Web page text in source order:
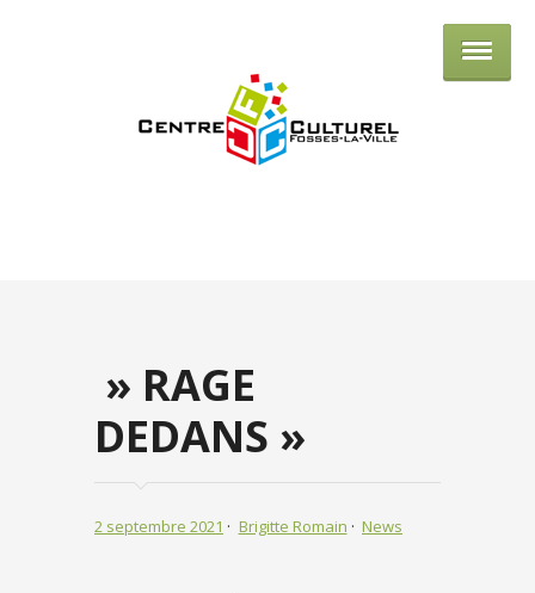
Centre culturel de Fosses-la-Ville
» RAGE
DEDANS »
2 septembre 2021 Brigitte Romain News